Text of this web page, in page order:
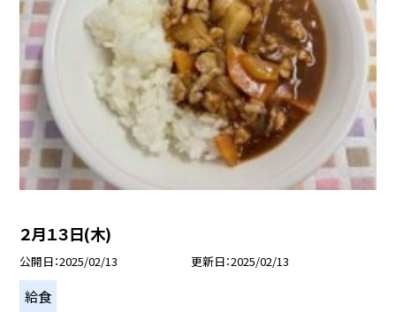
２月１３日(木)
公開日 2025/02/13 更新日 2025/02/13
給食